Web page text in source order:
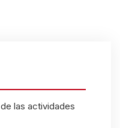
las actividades